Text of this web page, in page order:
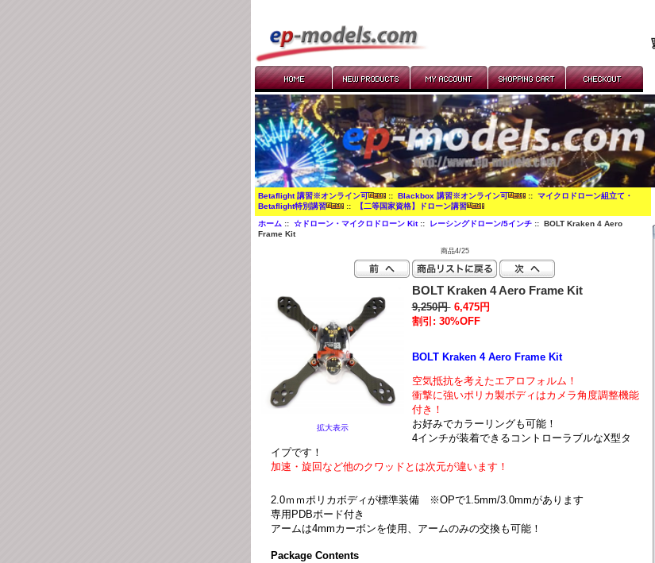
Betaflight 講習※オンライン可 ::Blackbox 講習※オンライン可 ::マイクロドローン組立て・
Betaflight特別講習
:: 【二等国家資格】ドローン講習
ホーム ::☆ドローン・マイクロドローン Kit:: レーシングドローン/5インチ :: BOLT Kraken 4 Aero
Frame Kit
商品4/25
拡大表示
BOLT Kraken 4 Aero Frame Kit
9,250円 6,475円
割引: 30%OFF
BOLT Kraken 4 Aero Frame Kit
空気抵抗を考えたエアロフォルム！
衝撃に強いポリカ製ボディはカメラ角度調整機能
付き！
お好みでカラーリングも可能！
4インチが装着できるコントローラブルなX型タ
イプです！
加速・旋回など他のクワッドとは次元が違います！
2.0ｍｍポリカボディが標準装備 ※OPで1.5mm/3.0mmがあります
専用PDBボード付き
アームは4mmカーボンを使用、アームのみの交換も可能！
Package Contents